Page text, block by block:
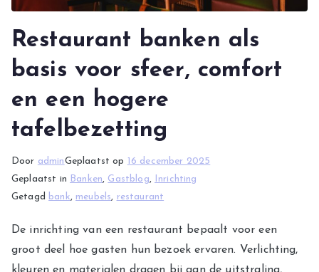
Restaurant banken als
basis voor sfeer, comfort
en een hogere
tafelbezetting
Door adminGeplaatst op 16 december 2025
Geplaatst in Banken, Gastblog,
Inrichting
Getagd bank, meubels, restaurant
De inrichting van een restaurant bepaalt voor een
groot deel hoe gasten hun bezoek ervaren. Verlichting,
kleuren en materialen dragen bij aan de uitstraling,